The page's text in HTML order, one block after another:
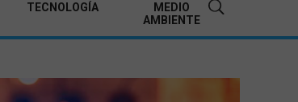
TECNOLOGÍA
MEDIO
AMBIENTE